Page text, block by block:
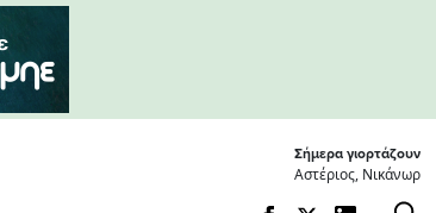
Σήμερα γιορτάζουν
Αστέριος, Νικάνωρ